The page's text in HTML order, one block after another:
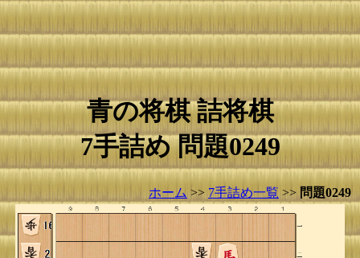
青の将棋 詰将棋
7手詰め 問題0249
ホーム >> 7手詰め一覧 >> 問題0249